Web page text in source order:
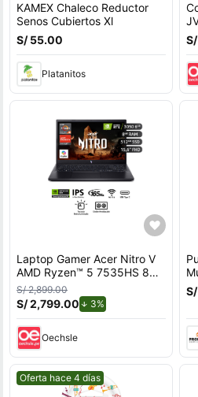
KAMEX Chaleco Reductor
Senos Cubiertos Xl
S/ 55.00
Platanitos
Laptop Gamer Acer Nitro V
AMD Ryzen™ 5 7535HS 8GB
RAM 512GB SSD 15.6"" RTX
3050.
S/ 2,899.00
S/ 2,799.00 3%
Oechsle
Mejor precio.
Oferta hace 4 días